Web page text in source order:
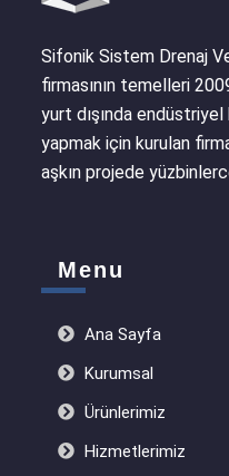
Sifonik Sistem Drenaj
firmasının temelleri
yurt dışında endüstriyel
yapmak için kurulan
aşkın projede
Menu
Ana Sayfa
Kurumsal
Ürünlerimiz
Hizmetlerimiz